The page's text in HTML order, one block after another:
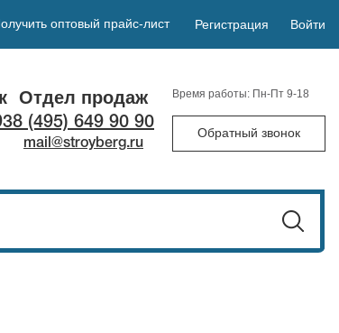
оптовый прайс-лист Регистрация Войти
Отдел продаж
8 (495) 649 90 90
mail@stroyberg.ru
Время работы: Пн-Пт 9-18
Обратный звонок